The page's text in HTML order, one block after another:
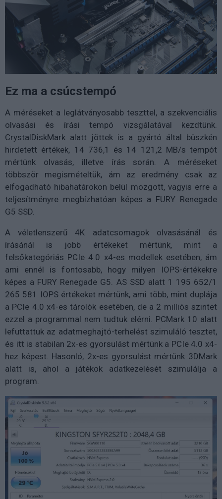
Ez ma a csúcstempó
A méréseket a leglátványosabb teszttel, a szekvenciális
olvasási és írási tempó vizsgálatával kezdtünk.
CrystalDiskMark alatt jöttek is a gyártó által büszkén
hirdetett értékek, 14 736,1 és 14 121,2 MB/s tempót
mértünk olvasás, illetve írás során. A méréseket
többször megismételtük, ám az eredmény csak az
elfogadható hibahatárokon belül mozgott, vagyis erre a
teljesítményre megbízhatóan képes a FURY Renegade
G5 SSD.
A véletlenszerű 4K adatcsomagok olvasásánál és
írásánál is jobb értékeket mértünk, mint a
felsőkategóriás PCIe 4.0 x4-es modellek esetében, ám
ami ennél is fontosabb, hogy milyen IOPS-értékekre
képes a FURY Renegade G5. AS SSD alatt 1 195 652/1
265 581 IOPS értékeket mértünk, ami több, mint duplája
a PCIe 4.0 x4-es tárolók esetében, de a 2 milliós szintet
ezzel a programmal nem tudtuk elérni. PCMark 10 alatt
lefuttattuk az adatmeghajtó-terhelést szimuláló tesztet,
és itt is stabilan 2x-es gyorsulást mértünk a PCIe 4.0 x4-
hez képest. Hasonló, 2x-es gyorsulást mértünk 3DMark
alatt is, ahol a játékok adatkezelését szimulálja a
program.